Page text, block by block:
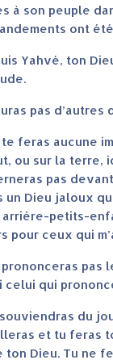
à son peuple
ont
Yahvé, ton
pas
te feras aucune
ou sur la terre,
pas
un Dieu jaloux
petits-
pour ceux qui
prononceras pas
celui qui
du
et tu feras
ton Dieu. Tu ne